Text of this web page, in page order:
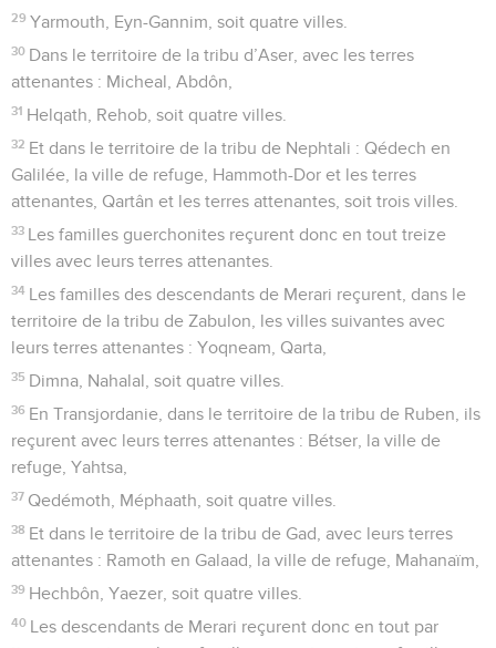
29 Yarmouth, Eyn-Gannim, soit quatre villes.
30 Dans le territoire de la tribu d’Aser, avec les terres
attenantes : Micheal, Abdôn,
31 Helqath, Rehob, soit quatre villes.
32 Et dans le territoire de la tribu de Nephtali : Qédech en
Galilée, la ville de refuge, Hammoth-Dor et les terres
attenantes, Qartân et les terres attenantes, soit trois villes.
33 Les familles guerchonites reçurent donc en tout treize
villes avec leurs terres attenantes.
34 Les familles des descendants de Merari reçurent, dans le
territoire de la tribu de Zabulon, les villes suivantes avec
leurs terres attenantes : Yoqneam, Qarta,
35 Dimna, Nahalal, soit quatre villes.
36 En Transjordanie, dans le territoire de la tribu de Ruben, ils
reçurent avec leurs terres attenantes : Bétser, la ville de
refuge, Yahtsa,
37 Qedémoth, Méphaath, soit quatre villes.
38 Et dans le territoire de la tribu de Gad, avec leurs terres
attenantes : Ramoth en Galaad, la ville de refuge, Mahanaïm,
39 Hechbôn, Yaezer, soit quatre villes.
40 Les descendants de Merari reçurent donc en tout par